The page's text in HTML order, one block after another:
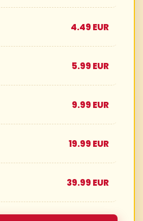
4.49 EUR
5.99 EUR
9.99 EUR
19.99 EUR
39.99 EUR